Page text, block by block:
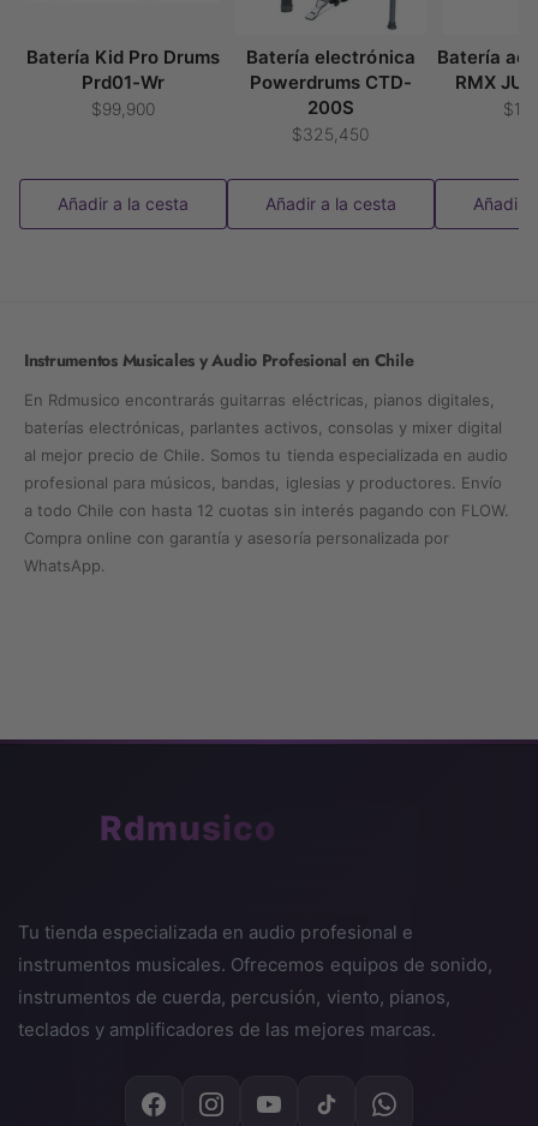
Batería Kid Pro Drums
Prd01-Wr
$99,900
Añadir a la cesta
Batería electrónica
Powerdrums CTD-
200S
$325,450
Añadir a la cesta
Batería
RMX
Añadir
Instrumentos Musicales y Audio Profesional en Chile
En Rdmusico encontrarás guitarras eléctricas, pianos digitales,
baterías electrónicas, parlantes activos, consolas y mixer digital
al mejor precio de Chile. Somos tu tienda especializada en audio
profesional para músicos, bandas, iglesias y productores. Envío
a todo Chile con hasta 12 cuotas sin interés pagando con FLOW.
Compra online con garantía y asesoría personalizada por
WhatsApp.
Rdmusico
Tu tienda especializada en audio profesional e
instrumentos musicales. Ofrecemos equipos de sonido,
instrumentos de cuerda, percusión, viento, pianos,
teclados y amplificadores de las mejores marcas.